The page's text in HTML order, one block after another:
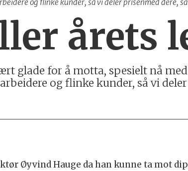
og flinke kunder, så vi deler prisenmed dere,
årets
glade for å motta, spesielt nå
og flinke kunder, så vi
Øyvind Hauge da han kunne ta mot